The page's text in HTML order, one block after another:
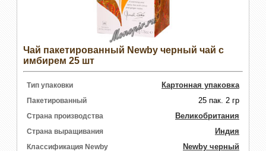
Чай пакетированный Newby черный чай с
имбирем 25 шт
Тип упаковки Картонная упаковка
Пакетированный 25 пак. 2 гр
Страна производства Великобритания
Страна выращивания Индия
Классификация Newby Newby черный